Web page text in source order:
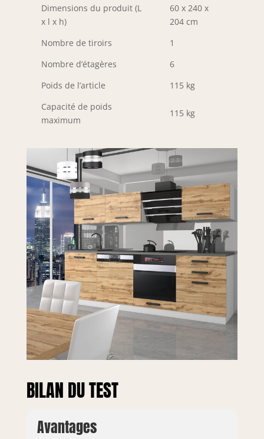
durée de vie des
meubles de
une qualité
NEXUS ALUMINIUM
& DESIGN –
Poignées haut de
aluminium brossé
une grande
résistance et un
design moderne.
Les pieds réglables
en hauteur
compensent les
irrégularités du sol
et assurent une
stabilité optimale.
Dimensions du produit (L
x l x h)
60 x 240 x
204 cm
Nombre de tiroirs
1
Nombre d’étagères
6
Poids de l’article
115 kg
Capacité de poids
maximum
115 kg
BILAN DU TEST
Avantages